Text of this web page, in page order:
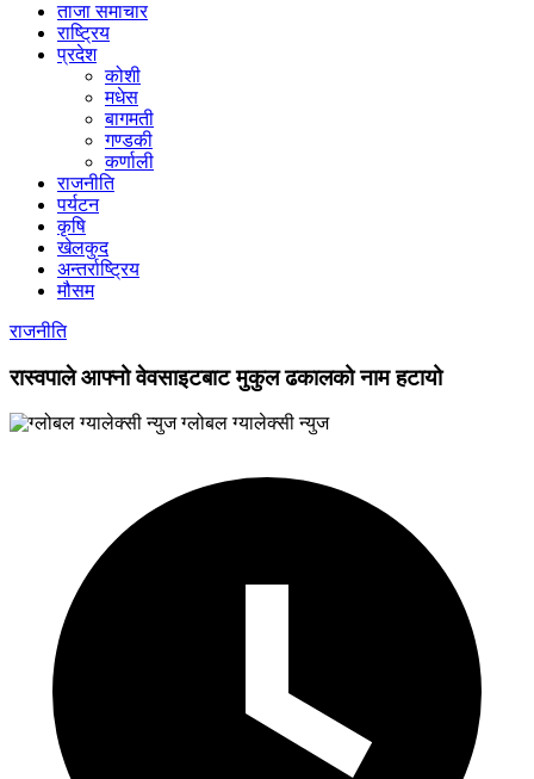
ताजा समाचार
राष्ट्रिय
प्रदेश
कोशी
मधेस
बागमती
गण्डकी
कर्णाली
राजनीति
पर्यटन
कृषि
खेलकुद
अन्तर्राष्ट्रिय
मौसम
राजनीति
रास्वपाले आफ्नो वेवसाइटबाट मुकुल ढकालको नाम हटायो
ग्लोबल ग्यालेक्सी न्युज